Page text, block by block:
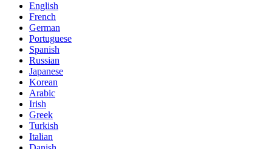
English
French
German
Portuguese
Spanish
Russian
Japanese
Korean
Arabic
Irish
Greek
Turkish
Italian